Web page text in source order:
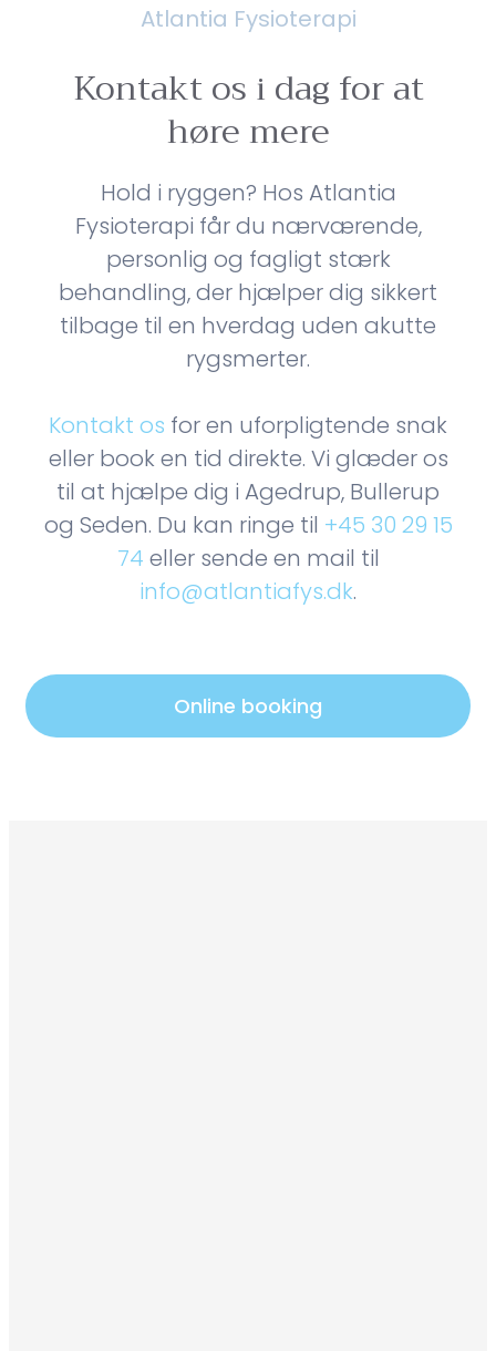
Atlantia Fysioterapi
Kontakt os i dag for at
høre mere
Hold i ryggen? Hos Atlantia
Fysioterapi får du nærværende,
personlig og fagligt stærk
behandling, der hjælper dig sikkert
tilbage til en hverdag uden akutte
rygsmerter.
Kontakt os for en uforpligtende snak
eller book en tid direkte. Vi glæder os
til at hjælpe dig i Agedrup, Bullerup
og Seden. Du kan ringe til +45 30 29 15
74 eller sende en mail til
info@atlantiafys.dk.
Online booking